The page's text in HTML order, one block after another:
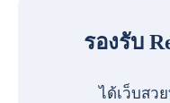
รองรับ
ได้เว็บสว